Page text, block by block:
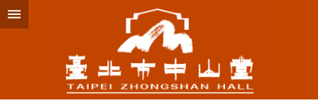
跳到主要內容區塊